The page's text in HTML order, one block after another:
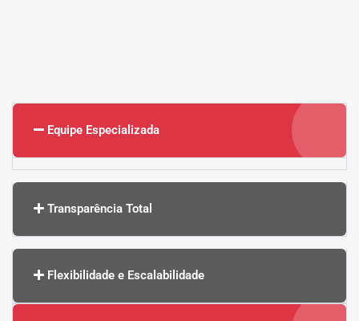
Equipe Especializada
Transparência Total
Flexibilidade e Escalabilidade